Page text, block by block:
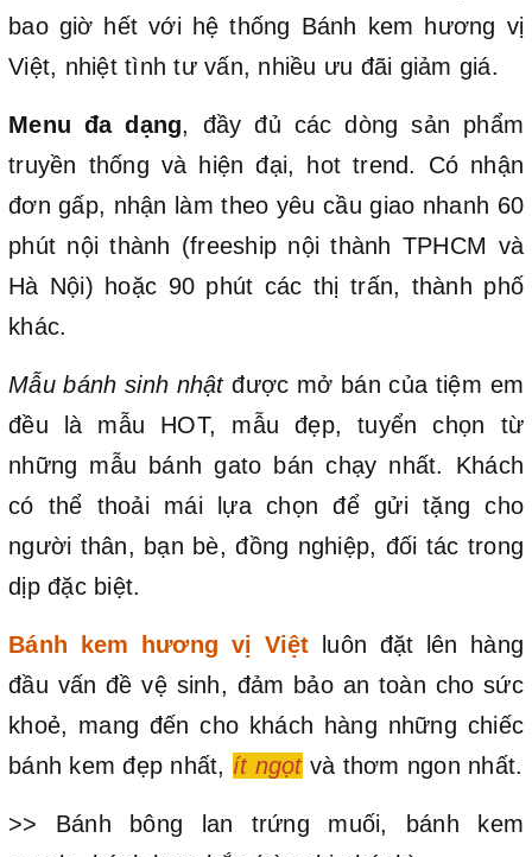
bao giờ hết với hệ thống Bánh kem hương vị
Việt, nhiệt tình tư vấn, nhiều ưu đãi giảm giá.
Menu đa dạng, đầy đủ các dòng sản phẩm
truyền thống và hiện đại, hot trend. Có nhận
đơn gấp, nhận làm theo yêu cầu giao nhanh 60
phút nội thành (freeship nội thành TPHCM và
Hà Nội) hoặc 90 phút các thị trấn, thành phố
khác.
Mẫu bánh sinh nhậtđược mở bán của tiệm em
đều là mẫu HOT, mẫu đẹp, tuyển chọn từ
những mẫu bánh gato bán chạy nhất. Khách
có thể thoải mái lựa chọn để gửi tặng cho
người thân, bạn bè, đồng nghiệp, đối tác trong
dịp đặc biệt.
Bánh kem hương vị Việt luôn đặt lên hàng
đầu vấn đề vệ sinh, đảm bảo an toàn cho sức
khoẻ, mang đến cho khách hàng những chiếc
bánh kem đẹp nhất, ít ngọt và thơm ngon nhất.
>> Bánh bông lan trứng muối, bánh kem